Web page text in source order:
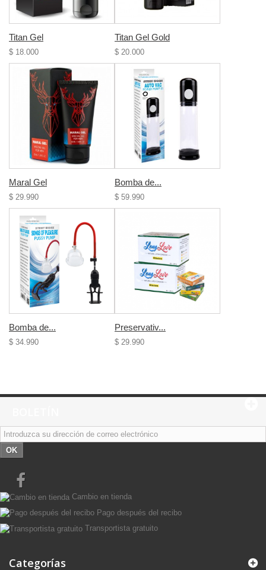
Titan Gel
$ 18.000
Titan Gel Gold
$ 20.000
Maral Gel
$ 29.990
Bomba de...
$ 59.990
Bomba de...
$ 34.990
Preservativ...
$ 29.990
OK
Cambio en tienda
Pago después del recibo
Transportista gratuito
Categorías